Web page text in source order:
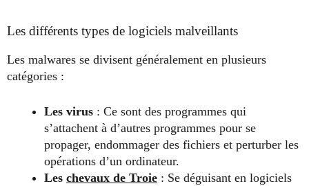
Les différents types de logiciels malveillants
Les malwares se divisent généralement en plusieurs
catégories :
Les virus : Ce sont des programmes qui
s’attachent à d’autres programmes pour se
propager, endommager des fichiers et perturber les
opérations d’un ordinateur.
Les chevaux de Troie : Se déguisant en logiciels